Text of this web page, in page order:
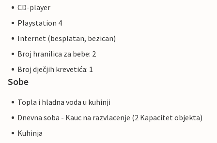
CD-player
Playstation 4
Internet (besplatan, bezican)
Broj hranilica za bebe: 2
Broj dječjih krevetića: 1
Sobe
Topla i hladna voda u kuhinji
Dnevna soba - Kauc na razvlacenje (2 Kapacitet objekta)
Kuhinja